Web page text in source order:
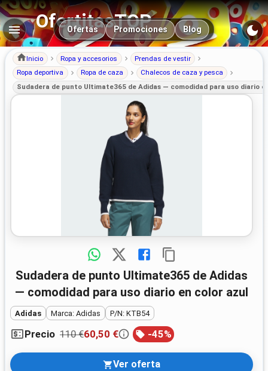
OfertitasTOP
Navegación principal
Ofertas Promociones Blog
Inicio Ropa y accesorios
Prendas de vestir
Ropa deportiva
Ropa de caza
Chalecos de caza y pesca
Sudadera de punto Ultimate365 de Adidas — comodidad para uso diario
Sudadera de punto Ultimate365 de Adidas
— comodidad para uso diario en color azul
Adidas Marca: Adidas P/N: KTB54
Precio 110 €60,50 € -45%
Ver oferta